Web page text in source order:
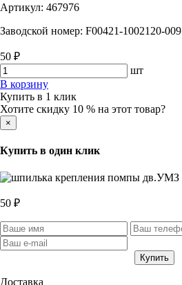
Артикул: 467976
Заводской номер: F00421-1002120-009
50 ₽
шт
В корзину
Купить в 1 клик
Хотите скидку 10 % на этот товар?
×
Купить в один клик
50 ₽
Доставка